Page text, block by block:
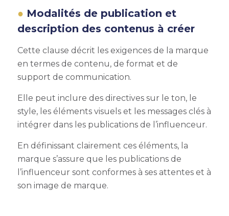
Modalités de publication et
description des contenus à créer
Cette clause décrit les exigences de la marque
en termes de contenu, de format et de
support de communication.
Elle peut inclure des directives sur le ton, le
style, les éléments visuels et les messages clés à
intégrer dans les publications de l’influenceur.
En définissant clairement ces éléments, la
marque s’assure que les publications de
l’influenceur sont conformes à ses attentes et à
son image de marque.